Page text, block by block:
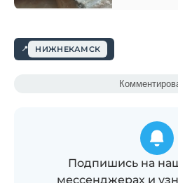
НИЖНЕКАМСК
Подпишись на
мессенджерах и